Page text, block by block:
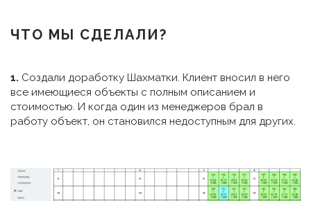
ЧТО МЫ СДЕЛАЛИ?
1. Создали доработку Шахматки. Клиент вносил в него
все имеющиеся объекты с полным описанием и
стоимостью. И когда один из менеджеров брал в
работу объект, он становился недоступным для других.